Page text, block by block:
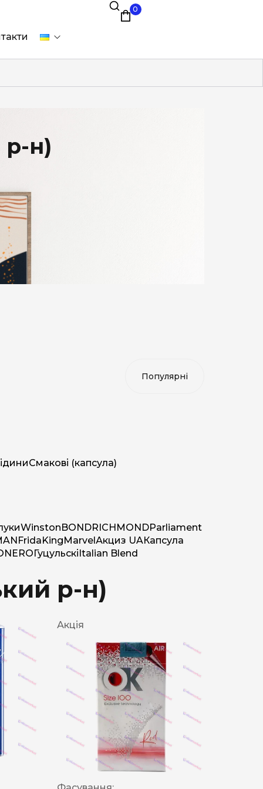
0
р-н)
Смакові (капсула)
WinstonBONDRICHMONDParliament
FridaKingMarvelАкциз UAКапсула
NEROГуцульскіItalian Blend
р-н)
Акція